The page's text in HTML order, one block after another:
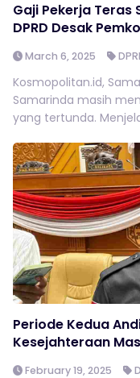
Gaji Pekerja Teras
DPRD Desak
March 6, 2025
Kosmopolitan.id,
Samarinda masih
yang tertunda.
Periode Kedua
Kesejahteraan
February 19, 2025